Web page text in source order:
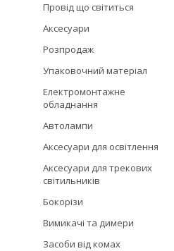
Провід що світиться
Аксесуари
Розпродаж
Упаковочний матеріал
Електромонтажне
обладнання
Автолампи
Аксесуари для освітлення
Аксесуари для трекових
світильників
Бокорізи
Вимикачі та димери
Засоби від комах